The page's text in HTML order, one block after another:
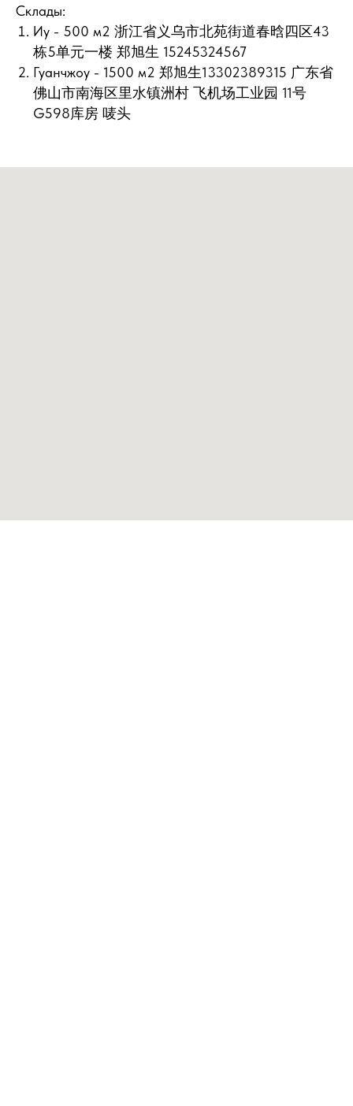
Склады:
Иу - 500 м2 浙江省义乌市北苑街道春晗四区43
栋5单元一楼 郑旭生 15245324567
Гуанчжоу - 1500 м2 郑旭生13302389315 广东省
佛山市南海区里水镇洲村 飞机场工业园 11号
G598库房 唛头